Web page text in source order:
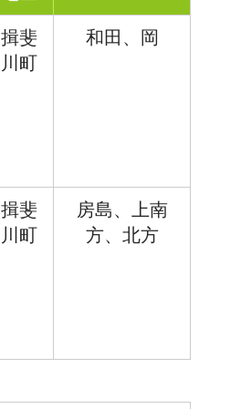
揖斐
川町
和田、岡
揖斐
川町
房島、上南
方、北方